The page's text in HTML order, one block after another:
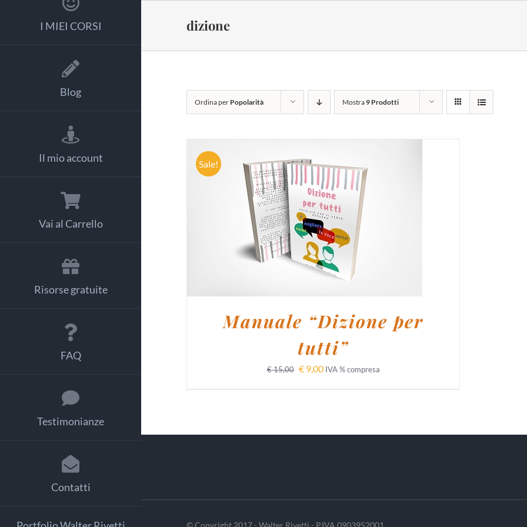
I MIEI CORSI
Blog
Il mio account
Vai al Carrello
Risorse gratuite
FAQ
Testimonianze
Contatti
dizione
Ordina per Popolarità Mostra9 Prodotti
Sale!
AGGIUNGI AL CARRELLO / DETTAGLI
Manuale “Dizione per
tutti”
€15,00 €9,00 IVA % compresa